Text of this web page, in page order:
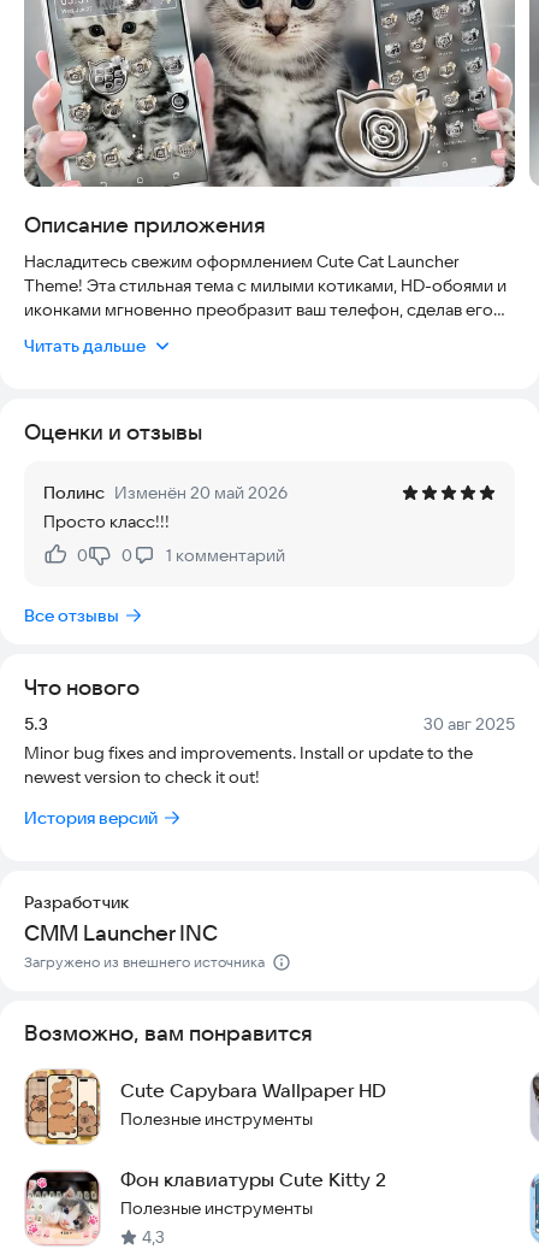
Описание приложения
Насладитесь свежим оформлением Cute Cat Launcher
Theme! Эта стильная тема с милыми котиками, HD-обоями и
иконками мгновенно преобразит ваш телефон, сделав его
быть уверены в безопасности: приложение работает без
настраивать элементы за считанные секунды. Тема актуальна
В наборе вас ждут:
* Возможность уникально оформить экран блокировки.
помогая организовать рабочий стол и сделать устройство
более эстетичным. Регулярные обновления и специальные
праздничные дизайны создадут уютную атмосферу на
вашем смартфоне.
Попробуйте Cute Cat Launcher Theme прямо сейчас и
Читать дальше
Оценки и отзывы
Полинс Изменён 20 май 2026
Просто класс!!!
Нравится:
0Не нравится:
0 1 комментарий
Все отзывы
Что нового
Версия:
5.3 Дата:
30 авг 2025
Minor bug fixes and improvements. Install or update to the
newest version to check it out!
История версий
Разработчик
CMM Launcher INC
Загружено из внешнего источника
Возможно, вам понравится
Cute Capybara Wallpaper HD
Полезные инструменты
Фон клавиатуры Cute Kitty 2
Полезные инструменты
4,3